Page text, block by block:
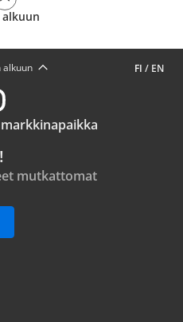
alkuun
FI / EN
alkuun
mutkattomat